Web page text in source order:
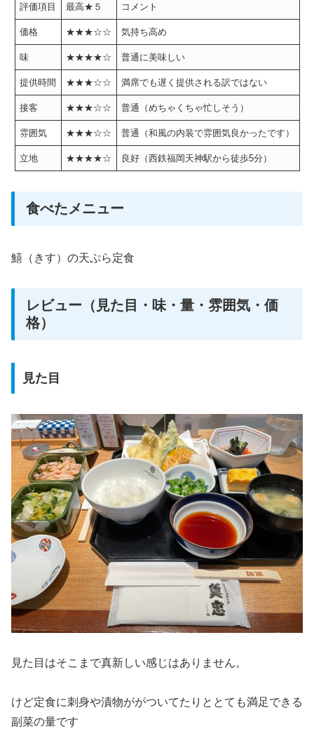
評価項目 最高★５ コメント
価格 ★★★☆☆ 気持ち高め
味 ★★★★☆ 普通に美味しい
提供時間 ★★★☆☆ 満席でも遅く提供される訳ではない
接客 ★★★☆☆ 普通（めちゃくちゃ忙しそう）
雰囲気 ★★★☆☆ 普通（和風の内装で雰囲気良かったです）
立地 ★★★★☆ 良好（西鉄福岡天神駅から徒歩5分）
食べたメニュー
鱚（きす）の天ぷら定食
レビュー（見た目・味・量・雰囲気・価
格）
見た目
見た目はそこまで真新しい感じはありません。
けど定食に刺身や漬物ががついてたりととても満足できる
副菜の量です